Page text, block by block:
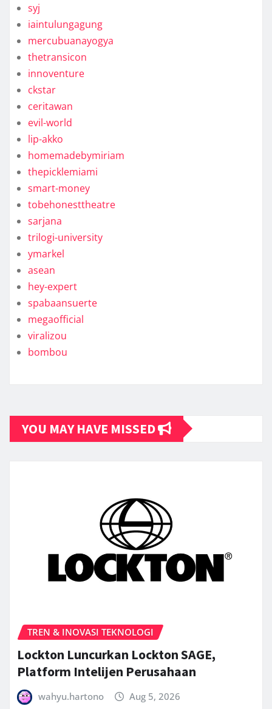
syj
iaintulungagung
mercubuanayogya
thetransicon
innoventure
ckstar
ceritawan
evil-world
lip-akko
homemadebymiriam
thepicklemiami
smart-money
tobehonesttheatre
sarjana
trilogi-university
ymarkel
asean
hey-expert
spabaansuerte
megaofficial
viralizou
bombou
YOU MAY HAVE MISSED
TREN & INOVASI TEKNOLOGI
Lockton Luncurkan Lockton SAGE,
Platform Intelijen Perusahaan
wahyu.hartono Aug 5, 2026